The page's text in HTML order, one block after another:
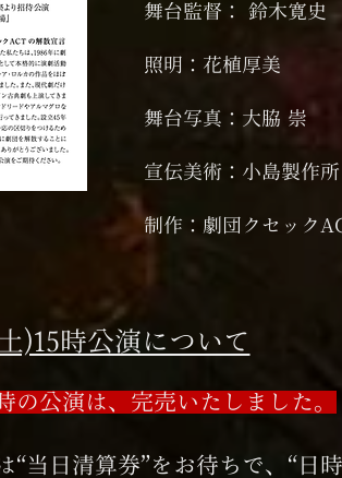
舞台監督： 鈴木寛史
照明：花植厚美
舞台写真：大脇 崇
宣伝美術：小島製作所
制作：劇団クセック
)15時公演について
の公演は、完売いたしました。
“当日清算券”をお待ちで、“日